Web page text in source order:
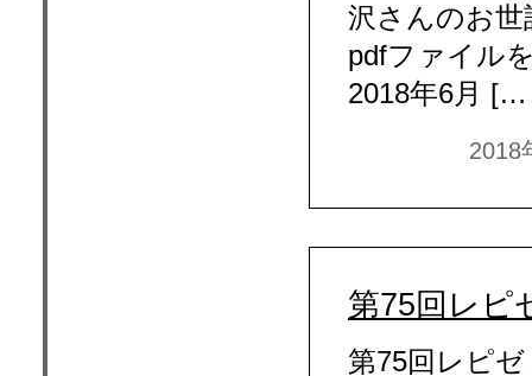
沢さんのお
pdfファイル
2018年6月
2018
第75回レピ
第75回レピ